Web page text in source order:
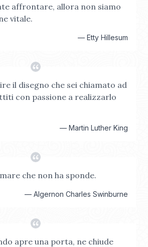
affrontare, allora non siamo
vitale.
— Etty Hillesum
il disegno che sei chiamato ad
con passione a realizzarlo
— Martin Luther King
che non ha sponde.
— Algernon Charles Swinburne
apre una porta, ne chiude